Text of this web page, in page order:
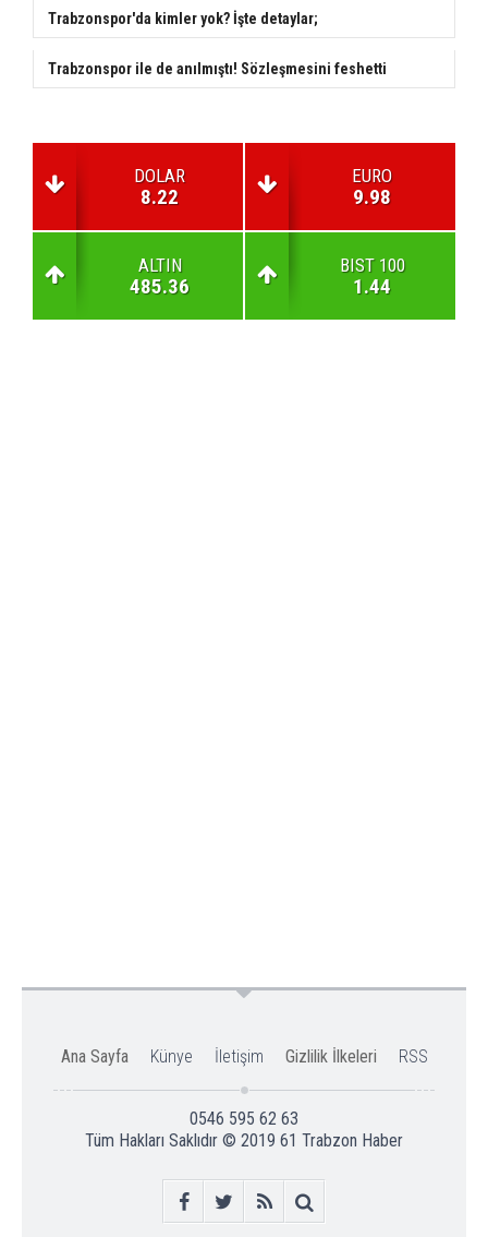
Trabzonspor'da kimler yok? İşte detaylar;
Trabzonspor ile de anılmıştı! Sözleşmesini feshetti
DOLAR
8.22
EURO
9.98
ALTIN
485.36
BIST 100
1.44
Ana Sayfa Künye İletişim Gizlilik İlkeleri RSS
0546 595 62 63
Tüm Hakları Saklıdır © 2019 61 Trabzon Haber